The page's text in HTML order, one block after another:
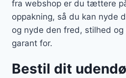
fra webshop er du tættere
oppakning, så du kan nyde
og nyde den fred, stilhed
garant for.
Bestil dit